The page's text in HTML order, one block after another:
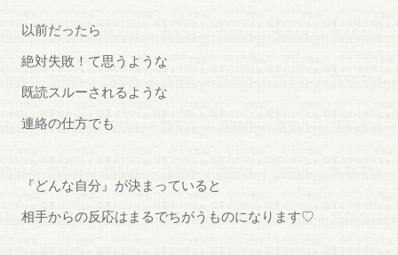
以前だったら
絶対失敗！て思うような
既読スルーされるような
連絡の仕方でも
『どんな自分』が決まっていると
相手からの反応はまるでちがうものになります♡